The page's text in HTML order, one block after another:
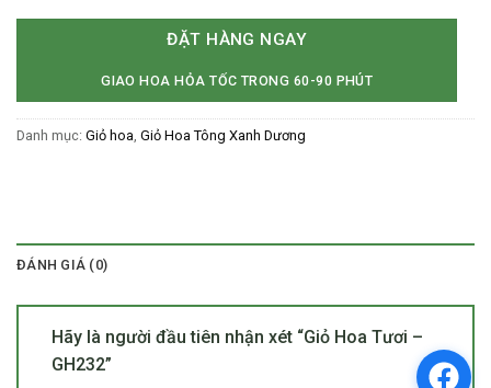
ĐẶT HÀNG NGAY
GIAO HOA HỎA TỐC TRONG 60-90 PHÚT
Danh mục: Giỏ hoa, Giỏ Hoa Tông Xanh Dương
ĐÁNH GIÁ (0)
Hãy là người đầu tiên nhận xét “Giỏ Hoa Tươi –
GH232”